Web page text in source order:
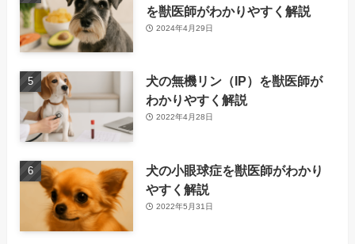
を獣医師がわかりやすく解説
2024年4月29日
犬の無機リン（IP）を獣医師が
わかりやすく解説
2022年4月28日
犬の小眼球症を獣医師がわかり
やすく解説
2022年5月31日